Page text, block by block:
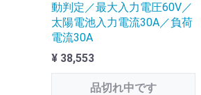
動判定／最大入力電圧60V／
太陽電池入力電流30A／負荷
電流30A
¥ 38,553
品切れ中です